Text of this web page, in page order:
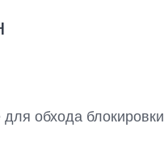
обхода блокировки